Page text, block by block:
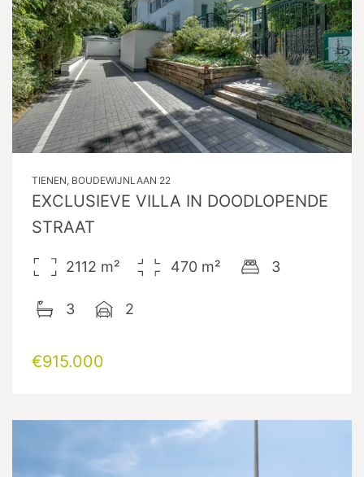
TIENEN, BOUDEWIJNLAAN 22
EXCLUSIEVE VILLA IN DOODLOPENDE
STRAAT
2112 m² 470 m² 3
3 2
€915.000